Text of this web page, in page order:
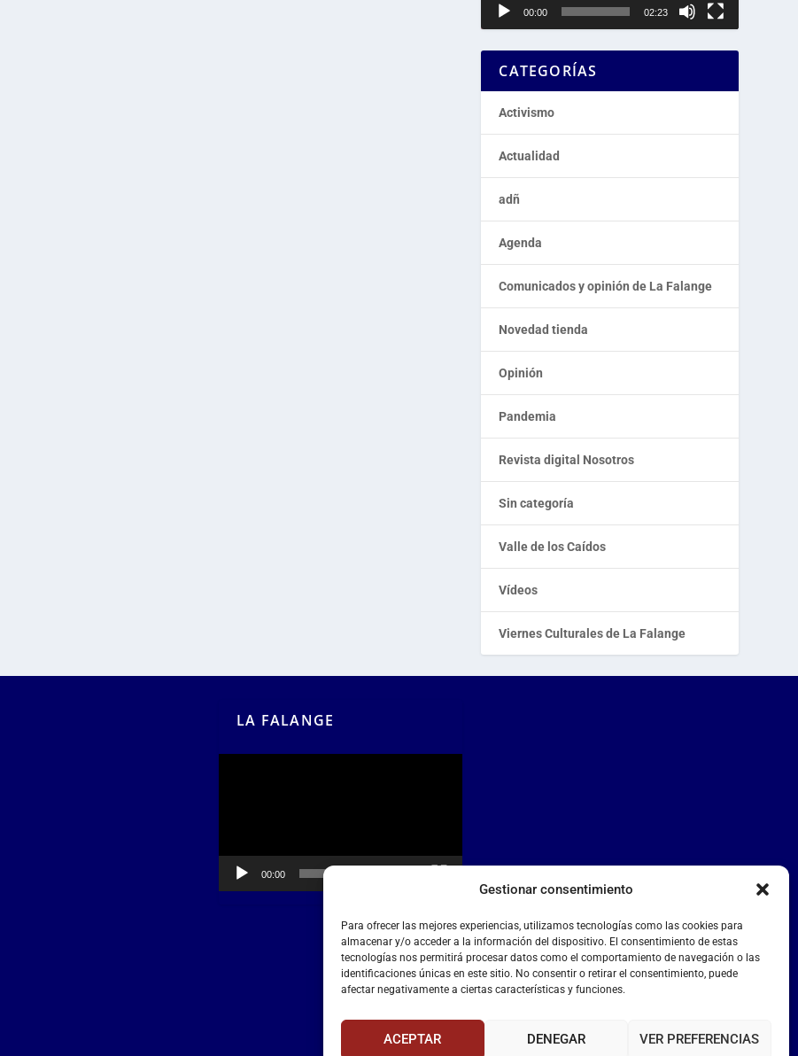
Gestionar consentimiento
Para ofrecer las mejores experiencias, utilizamos tecnologías como las cookies para
almacenar y/o acceder a la información del dispositivo. El consentimiento de estas
tecnologías nos permitirá procesar datos como el comportamiento de navegación o las
identificaciones únicas en este sitio. No consentir o retirar el consentimiento, puede
afectar negativamente a ciertas características y funciones.
ACEPTAR DENEGAR VER PREFERENCIAS
00:00 02:23
CATEGORÍAS
Activismo
Actualidad
adñ
Agenda
Comunicados y opinión de La Falange
Novedad tienda
Opinión
Pandemia
Revista digital Nosotros
Sin categoría
Valle de los Caídos
Vídeos
Viernes Culturales de La Falange
LA FALANGE
00:00